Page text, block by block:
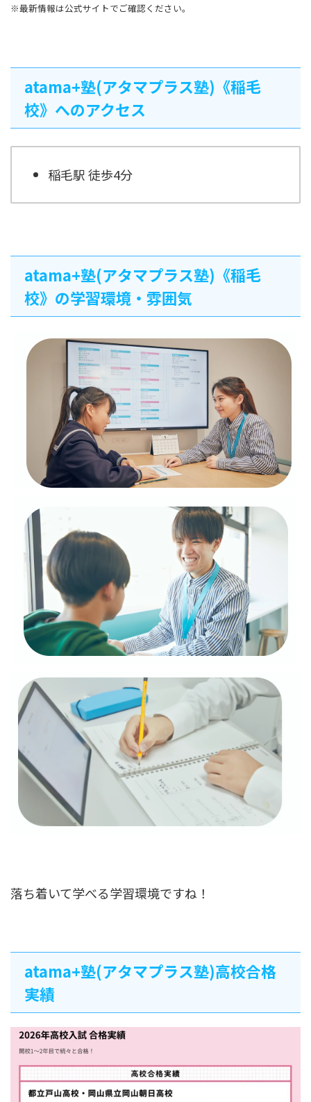
※最新情報は公式サイトでご確認ください。
atama+塾(アタマプラス塾)《稲毛
校》へのアクセス
稲毛駅 徒歩4分
atama+塾(アタマプラス塾)《稲毛
校》の学習環境・雰囲気
落ち着いて学べる学習環境ですね！
atama+塾(アタマプラス塾)高校合格
実績